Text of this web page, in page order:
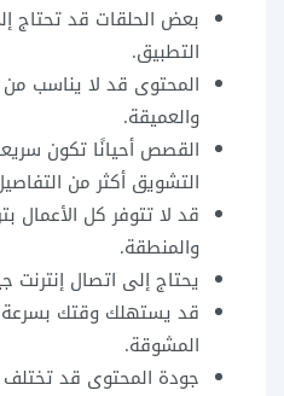
بعض الحلقات قد تحتاج
التطبيق.
المحتوى قد لا يناسب
والعميقة.
القصص أحيانًا تكون
التشويق أكثر من
قد لا تتوفر كل الأعمال
والمنطقة.
يحتاج إلى اتصال
قد يستهلك وقتك بسرعة
المشوقة.
جودة المحتوى قد